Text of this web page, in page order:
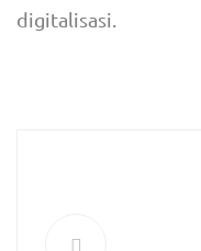
digitalisasi.